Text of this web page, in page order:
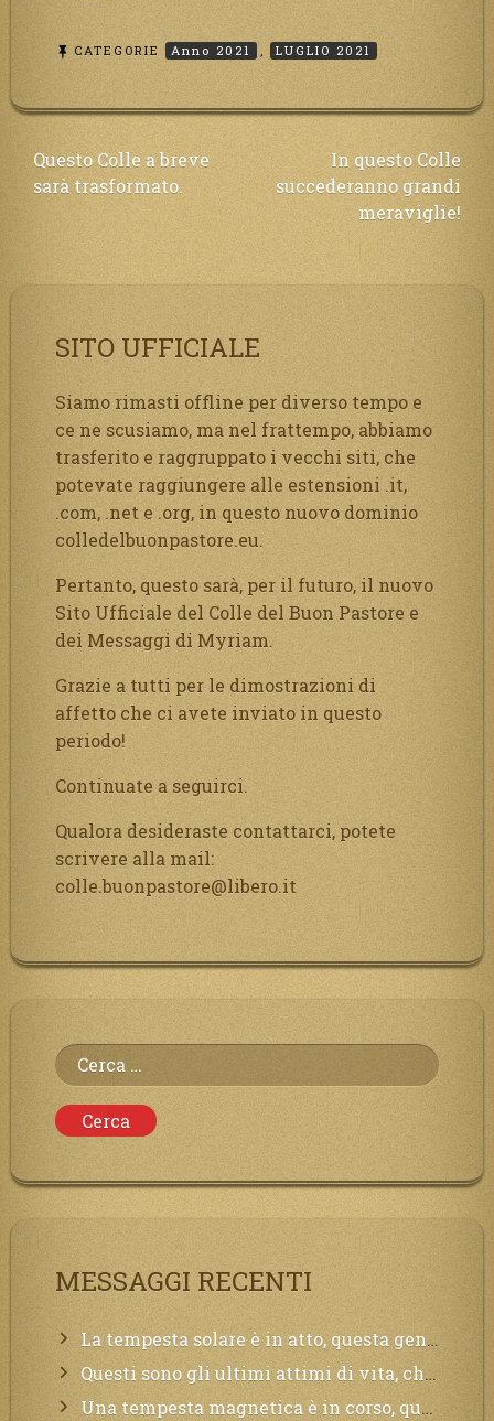
CATEGORIE Anno 2021 , LUGLIO 2021
Navigazione
articoli
Questo Colle a breve
sarà trasformato.
In questo Colle
succederanno grandi
meraviglie!
SITO UFFICIALE
Siamo rimasti offline per diverso tempo e
ce ne scusiamo, ma nel frattempo, abbiamo
trasferito e raggruppato i vecchi siti, che
potevate raggiungere alle estensioni .it,
.com, .net e .org, in questo nuovo dominio
colledelbuonpastore.eu.
Pertanto, questo sarà, per il futuro, il nuovo
Sito Ufficiale del Colle del Buon Pastore e
dei Messaggi di Myriam.
Grazie a tutti per le dimostrazioni di
affetto che ci avete inviato in questo
periodo!
Continuate a seguirci.
Qualora desideraste contattarci, potete
scrivere alla mail:
colle.buonpastore@libero.it
Ricerca
per:
MESSAGGI RECENTI
La tempesta solare è in atto, questa generazione soffrirà molto, la Terra arderà, l’acqua sarà contaminata, il cibo non sarà più nelle vostre mense.
Questi sono gli ultimi attimi di vita, chi si vuole salvare Mi chiami in suo aiuto.
Una tempesta magnetica è in corso, questa generazione patirà. Il black out non tarderà ad arrivare e tutta la Terra sarà oscurata.